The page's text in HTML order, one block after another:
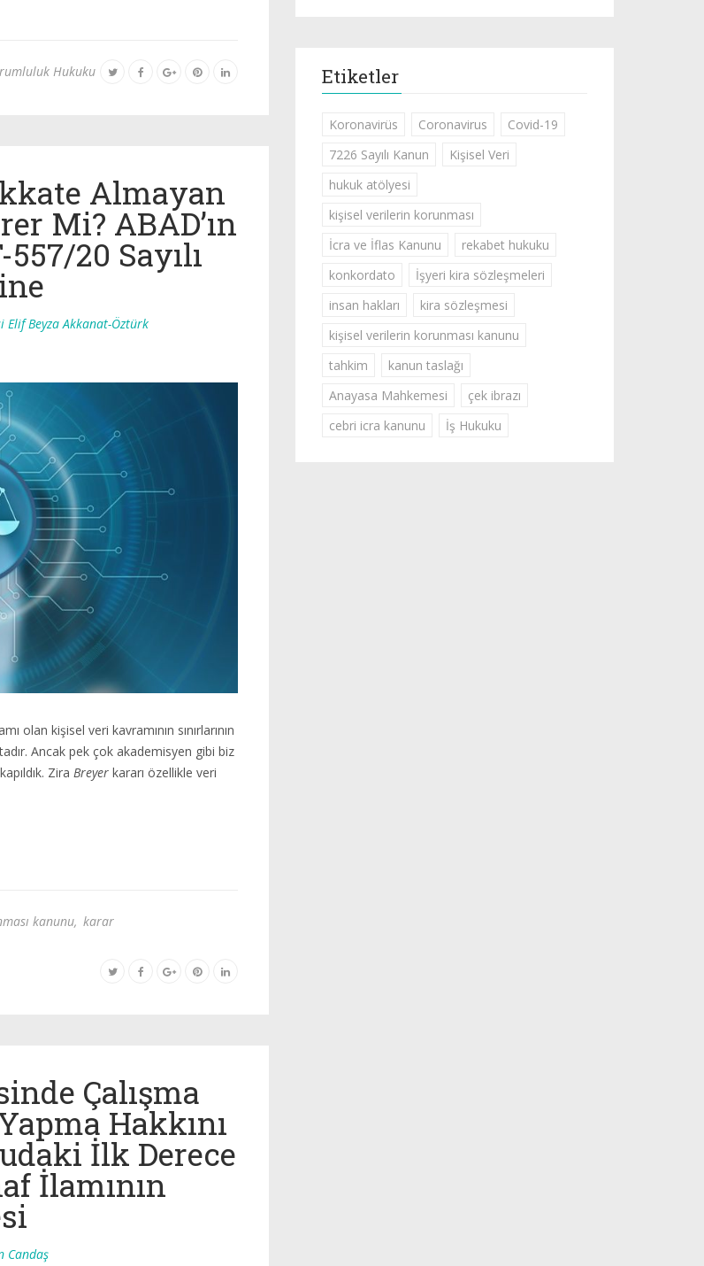
Hukuku
Almayan
Mi? ABAD’ın
20 Sayılı
Elif Beyza Akkanat-Öztürk
olan kişisel veri kavramının sınırlarının
Ancak pek çok akademisyen gibi biz
Zira Breyer kararı özellikle veri
kanunu, karar
Çalışma
Hakkını
İlk Derece
İlamının
Candaş
Etiketler
Koronavirüs Coronavirus
Covid-19
7226 Sayılı Kanun
Kişisel Veri
hukuk atölyesi
kişisel verilerin korunması
İcra ve İflas Kanunu
rekabet hukuku
konkordato
İşyeri kira sözleşmeleri
insan hakları
kira sözleşmesi
kişisel verilerin korunması kanunu
tahkim
kanun taslağı
Anayasa Mahkemesi
çek ibrazı
cebri icra kanunu
İş Hukuku